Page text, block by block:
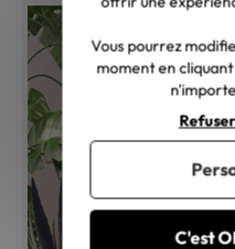
Vous pourrez
moment en cliquant
C'est